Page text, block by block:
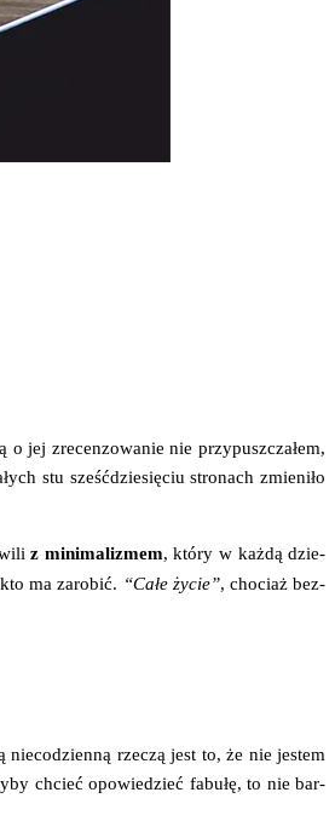
jej zre­cen­zo­wa­nie nie przy­pusz­cza­łem,
stu sześć­dzie­się­ciu stro­nach zmie­ni­ło
z mini­ma­li­zmem, któ­ry w każ­dą dzie­
ma zaro­bić. “Całe życie”, cho­ciaż bez­
rze­czą jest to, że nie jestem
chcieć opo­wie­dzieć fabu­łę, to nie bar­